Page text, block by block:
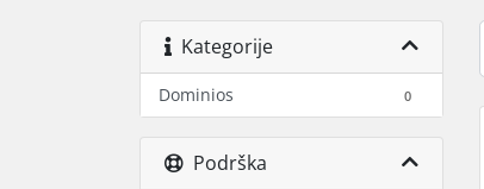
Kategorije
Dominios 0
Podrška